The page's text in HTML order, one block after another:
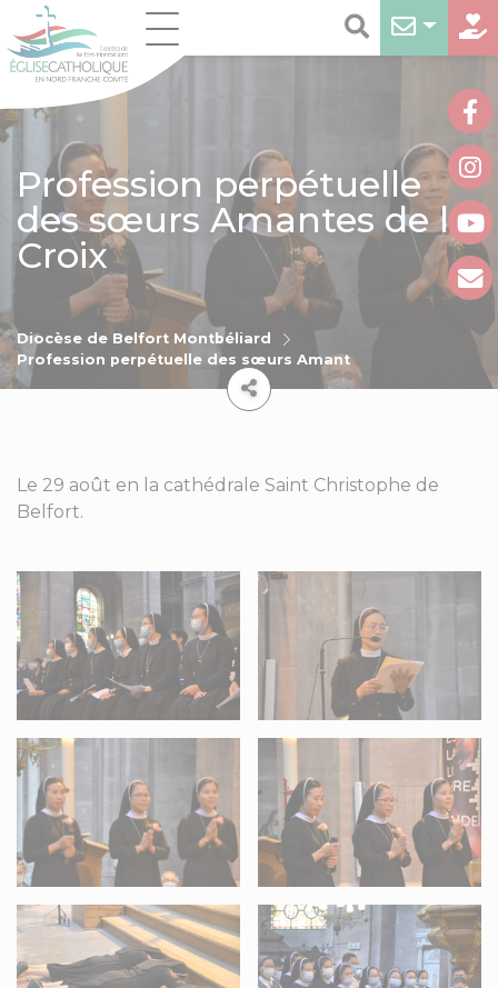
Profession perpétuelle
des sœurs Amantes de la
Croix
Diocèse de Belfort Montbéliard
Profession perpétuelle des sœurs Amantes de la Croix
Le 29 août en la cathédrale Saint Christophe de
Belfort.